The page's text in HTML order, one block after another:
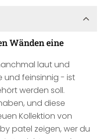
Wänden eine
laut und
und feinsinnig - ist
werden soll.
und diese
Kollektion von
patel zeigen, wer du